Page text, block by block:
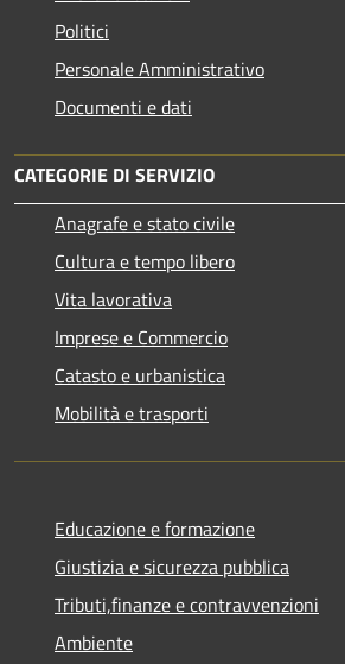
Politici
Personale Amministrativo
Documenti e dati
CATEGORIE DI SERVIZIO
Anagrafe e stato civile
Cultura e tempo libero
Vita lavorativa
Imprese e Commercio
Catasto e urbanistica
Mobilità e trasporti
Educazione e formazione
Giustizia e sicurezza pubblica
Tributi,finanze e contravvenzioni
Ambiente